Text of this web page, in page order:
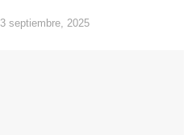
3 septiembre, 2025